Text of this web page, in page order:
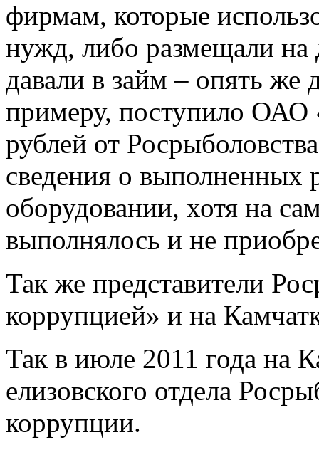
фирмам, которые
нужд, либо размещали на
давали в займ – опять
примеру, поступило ОАО
рублей от
сведения о выполненных
оборудовании, хотя на
выполнялось и не
Так же представители
коррупцией» и на
Так в июле 2011 года на
елизовского отдела
коррупции.